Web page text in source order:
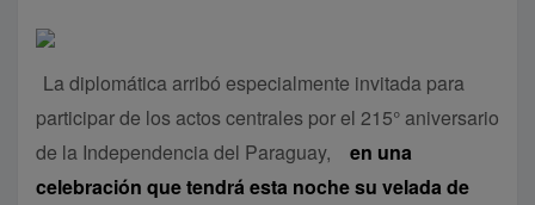
La diplomática arribó especialmente invitada para
participar de los actos centrales por el 215° aniversario
de la Independencia del Paraguay,
en una
celebración que tendrá esta noche su velada de